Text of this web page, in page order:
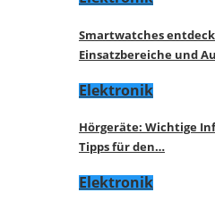
Smartwatches
Einsatzbereiche und
Elektronik
Hörgeräte: Wichtige
Tipps für den…
Elektronik